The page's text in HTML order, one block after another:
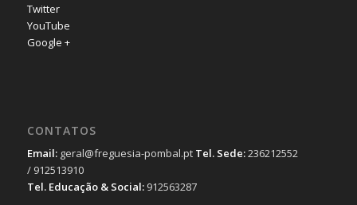
Twitter
YouTube
Google +
CONTATOS
Email:geral@freguesia-pombal.pt Tel. Sede:236212552
/ 912513910
Tel. Educação & Social: 912563287